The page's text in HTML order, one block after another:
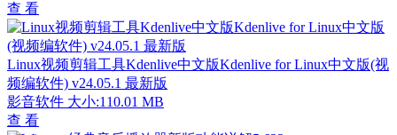
查 看
Linux视频剪辑工具Kdenlive中文版Kdenlive for Linux中文版(视
频编软件) v24.05.1 最新版
影音软件 大小:110.01 MB
查 看